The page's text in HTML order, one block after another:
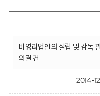
비영리법인의 설립 및 감독
의결 건
2014-